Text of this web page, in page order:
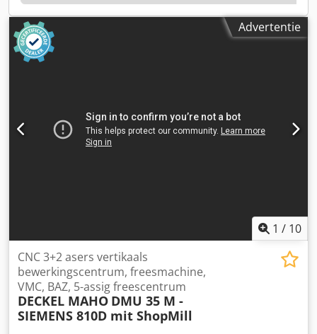
4.100 kg, spilsnelheid (max.):8.000 rpm, spilneus:BT40,
aantal spindels:1, aantal posities in het
gereedschapsmagazijn:
documentatie /
handleiding, toerental traploos regelbaar
opties & accessoires: Credpfxozi Spye Abkef - 30-voudig
4.100 kg ca. 2830x2340x2690mm (LxBxH)
Advertentie
1 / 10
CNC 3+2 asers vertikaals
bewerkingscentrum, freesmachine,
VMC, BAZ, 5-assig freescentrum
DECKEL MAHO DMU 35 M -
SIEMENS 810D mit ShopMill